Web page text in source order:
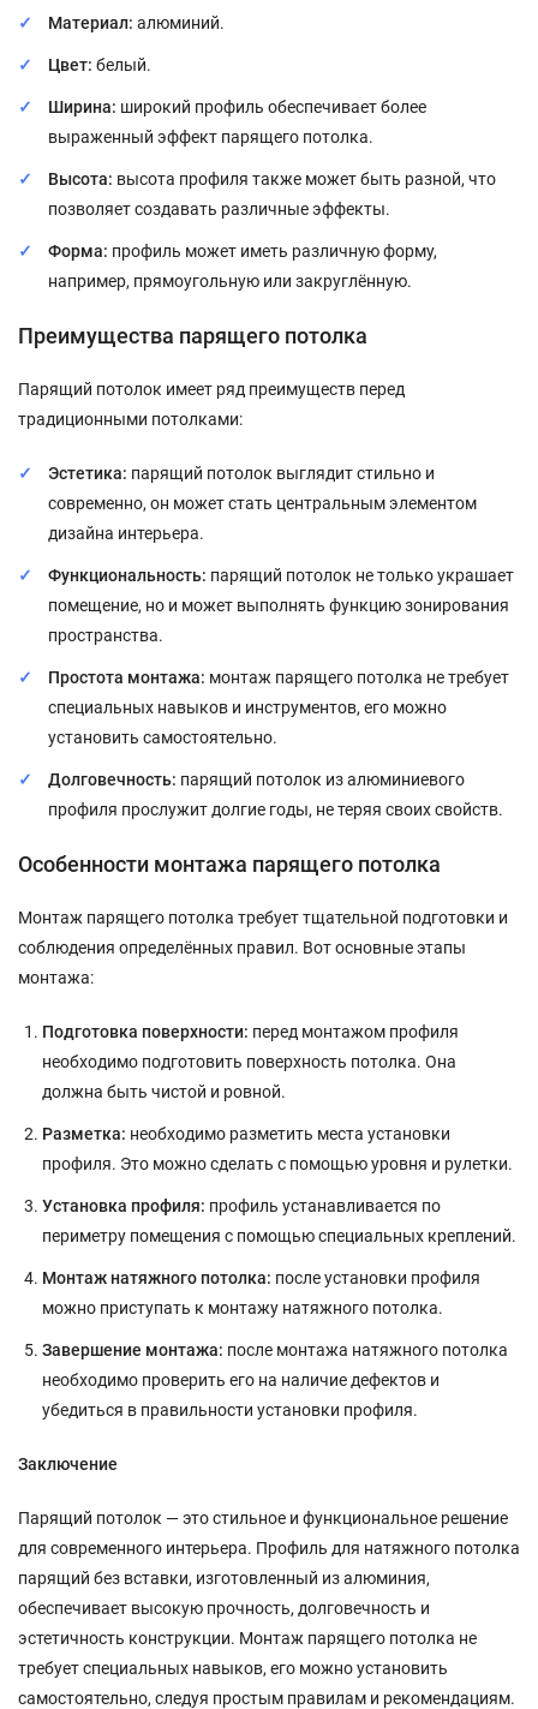
Материал: алюминий.
Цвет: белый.
Ширина: широкий профиль обеспечивает более
выраженный эффект парящего потолка.
Высота: высота профиля также может быть разной, что
позволяет создавать различные эффекты.
Форма: профиль может иметь различную форму,
например, прямоугольную или закруглённую.
Преимущества парящего потолка
Парящий потолок имеет ряд преимуществ перед
традиционными потолками:
Эстетика: парящий потолок выглядит стильно и
современно, он может стать центральным элементом
дизайна интерьера.
Функциональность: парящий потолок не только украшает
помещение, но и может выполнять функцию зонирования
пространства.
Простота монтажа: монтаж парящего потолка не требует
специальных навыков и инструментов, его можно
установить самостоятельно.
Долговечность: парящий потолок из алюминиевого
профиля прослужит долгие годы, не теряя своих свойств.
Особенности монтажа парящего потолка
Монтаж парящего потолка требует тщательной подготовки и
соблюдения определённых правил. Вот основные этапы
монтажа:
Подготовка поверхности: перед монтажом профиля
необходимо подготовить поверхность потолка. Она
должна быть чистой и ровной.
Разметка: необходимо разметить места установки
профиля. Это можно сделать с помощью уровня и рулетки.
Установка профиля: профиль устанавливается по
периметру помещения с помощью специальных креплений.
Монтаж натяжного потолка: после установки профиля
можно приступать к монтажу натяжного потолка.
Завершение монтажа: после монтажа натяжного потолка
необходимо проверить его на наличие дефектов и
убедиться в правильности установки профиля.
Заключение
Парящий потолок — это стильное и функциональное решение
для современного интерьера. Профиль для натяжного потолка
парящий без вставки, изготовленный из алюминия,
обеспечивает высокую прочность, долговечность и
эстетичность конструкции. Монтаж парящего потолка не
требует специальных навыков, его можно установить
самостоятельно, следуя простым правилам и рекомендациям.